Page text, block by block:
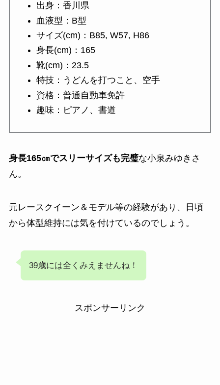
出身：香川県
血液型：B型
サイズ(cm)：B85, W57, H86
身長(cm)：165
靴(cm)：23.5
特技：うどんを打つこと、空手
資格：普通自動車免許
趣味：ピアノ、書道
身長165㎝でスリーサイズも完璧な小泉みゆきさ
ん。
元レースクイーン＆モデル等の経験があり、日頃
から体型維持には気を付けているのでしょう。
39歳には全くみえませんね！
スポンサーリンク